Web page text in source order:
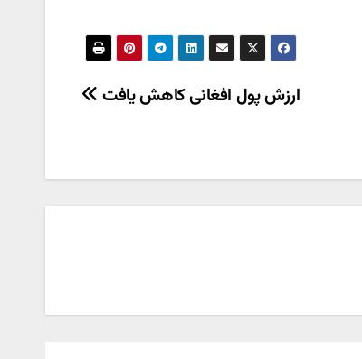
ارزش پول افغانی کاهش یافت